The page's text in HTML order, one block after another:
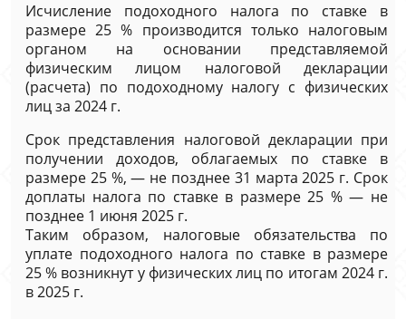
Исчисление подоходного налога по ставке в
размере 25 % производится только налоговым
органом на основании представляемой
физическим лицом налоговой декларации
(расчета) по подоходному налогу с физических
лиц за 2024 г.
Срок представления налоговой декларации при
получении доходов, облагаемых по ставке в
размере 25 %, — не позднее 31 марта 2025 г. Срок
доплаты налога по ставке в размере 25 % — не
позднее 1 июня 2025 г.
Таким образом, налоговые обязательства по
уплате подоходного налога по ставке в размере
25 % возникнут у физических лиц по итогам 2024 г.
в 2025 г.